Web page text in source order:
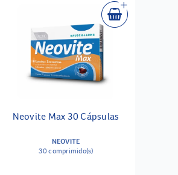
Neovite Max 30 Cápsulas
NEOVITE
30 comprimido(s)